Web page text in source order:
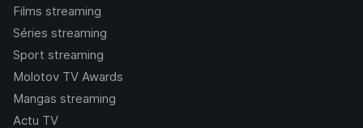
Films streaming
Séries streaming
Sport streaming
Molotov TV Awards
Mangas streaming
Actu TV